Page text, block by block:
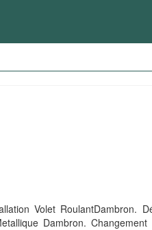
Volet RoulantDambron.
Dambron.